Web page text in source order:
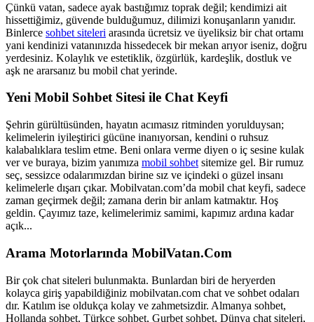
Çünkü vatan, sadece ayak bastığımız toprak değil; kendimizi ait
hissettiğimiz, güvende bulduğumuz, dilimizi konuşanların yanıdır.
Binlerce sohbet siteleri arasında ücretsiz ve üyeliksiz bir chat ortamı
yani kendinizi vatanınızda hissedecek bir mekan arıyor iseniz, doğru
yerdesiniz. Kolaylık ve estetiklik, özgürlük, kardeşlik, dostluk ve
aşk ne ararsanız bu mobil chat yerinde.
Yeni Mobil Sohbet Sitesi ile Chat Keyfi
Şehrin gürültüsünden, hayatın acımasız ritminden yorulduysan;
kelimelerin iyileştirici gücüne inanıyorsan, kendini o ruhsuz
kalabalıklara teslim etme. Beni onlara verme diyen o iç sesine kulak
ver ve buraya, bizim yanımıza mobil sohbet sitemize gel. Bir rumuz
seç, sessizce odalarımızdan birine sız ve içindeki o güzel insanı
kelimelerle dışarı çıkar. Mobilvatan.com’da mobil chat keyfi, sadece
zaman geçirmek değil; zamana derin bir anlam katmaktır. Hoş
geldin. Çayımız taze, kelimelerimiz samimi, kapımız ardına kadar
açık...
Arama Motorlarında MobilVatan.Com
Bir çok chat siteleri bulunmakta. Bunlardan biri de heryerden
kolayca giriş yapabildiğiniz mobilvatan.com chat ve sohbet odaları
dır. Katılım ise oldukça kolay ve zahmetsizdir. Almanya sohbet,
Hollanda sohbet, Türkçe sohbet, Gurbet sohbet, Dünya chat siteleri,